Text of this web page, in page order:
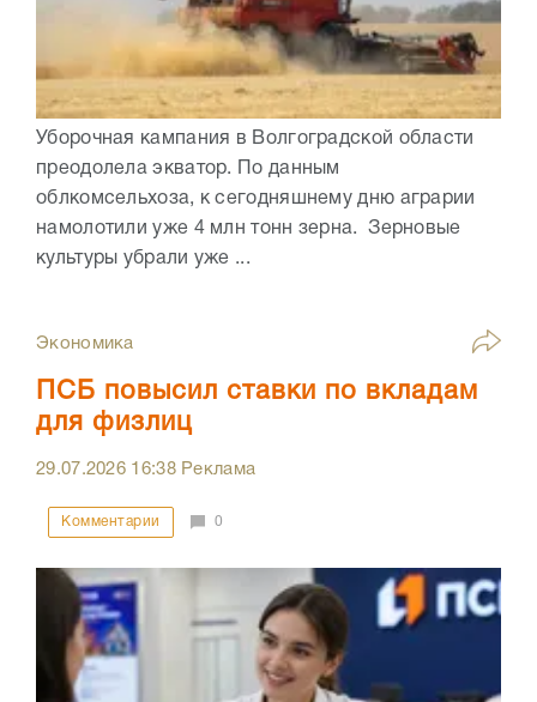
Уборочная кампания в Волгоградской области
преодолела экватор. По данным
облкомсельхоза, к сегодняшнему дню аграрии
намолотили уже 4 млн тонн зерна. Зерновые
культуры убрали уже ...
Экономика
ПСБ повысил ставки по вкладам
для физлиц
29.07.2026 16:38Реклама
Комментарии 0